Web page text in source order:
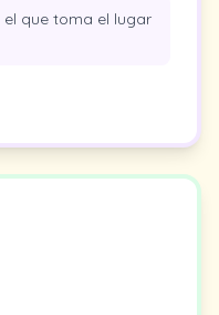
el que toma el lugar